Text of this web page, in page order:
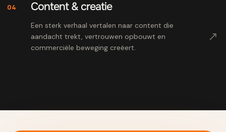
04 Content & creatie
Een sterk verhaal vertalen naar content die
aandacht trekt, vertrouwen opbouwt en
commerciële beweging creëert.
↗